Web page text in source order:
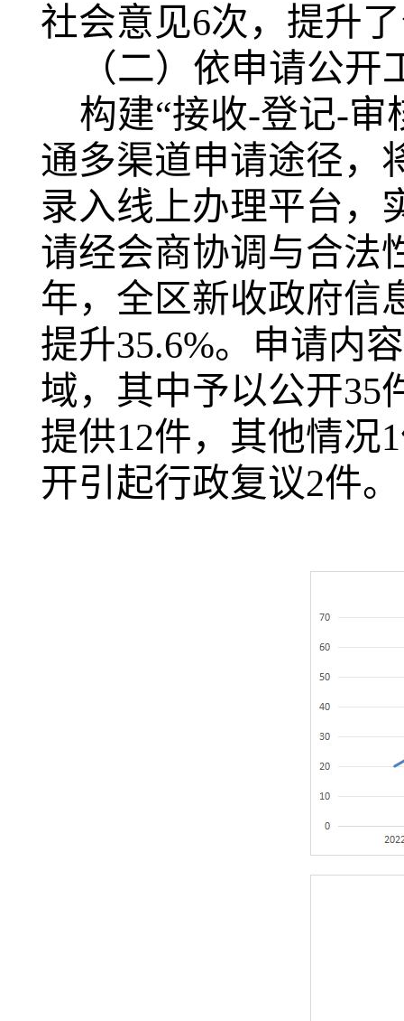
社会意见6次，提升
（二）依申请公开
构建“接收-登记-审
通多渠道申请途径，
录入线上办理平台，
请经会商协调与合法
年，全区新收政府信
提升35.6%。申请内
域，其中予以公开35
提供12件，其他情况
开引起行政复议2件。